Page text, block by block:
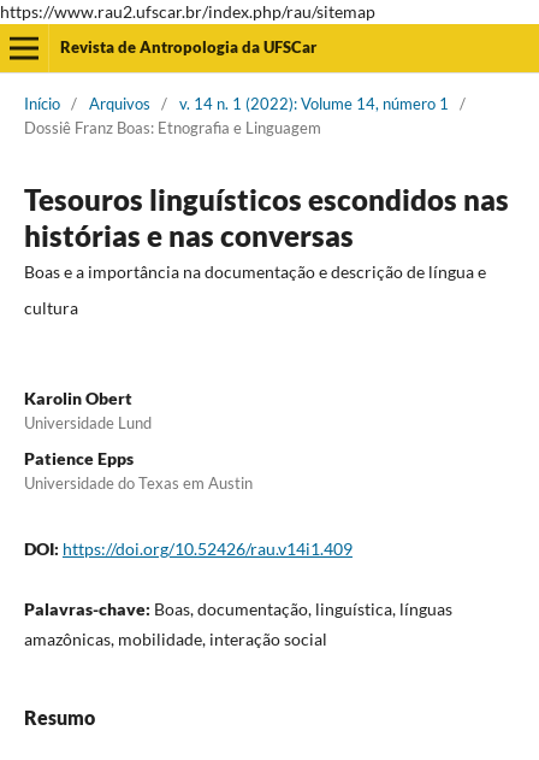
https://www.rau2.ufscar.br/index.php/rau/sitemap
Revista de Antropologia da UFSCar
Início / Arquivos / v. 14 n. 1 (2022): Volume 14, número 1
/
Dossiê Franz Boas: Etnografia e Linguagem
Tesouros linguísticos escondidos nas
histórias e nas conversas
Boas e a importância na documentação e descrição de língua e
cultura
Karolin Obert
Universidade Lund
Patience Epps
Universidade do Texas em Austin
DOI: https://doi.org/10.52426/rau.v14i1.409
Palavras-chave: Boas, documentação, linguística, línguas
amazônicas, mobilidade, interação social
Resumo